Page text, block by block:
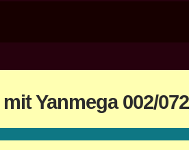
Yanmega 002/